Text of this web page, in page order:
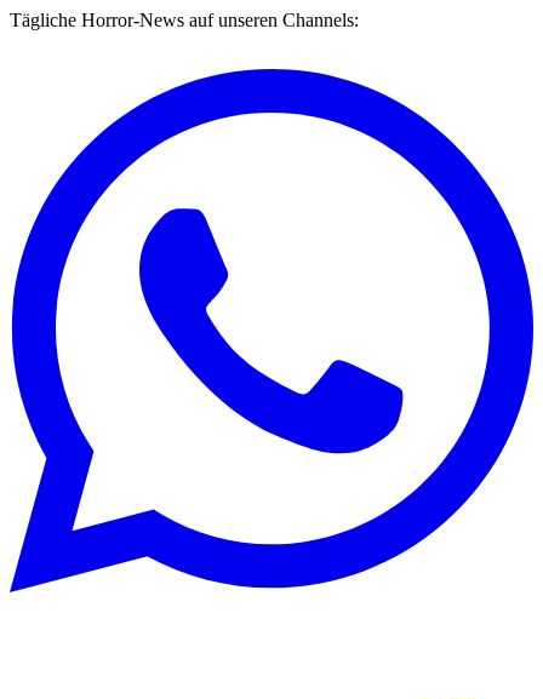
Tägliche Horror-News auf unseren Channels: